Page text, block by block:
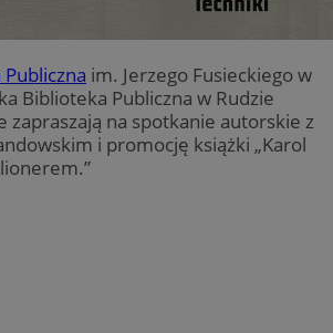
im. Jerzego Fusieckiego w
Biblioteka Publiczna w Rudzie
zapraszają na spotkanie autorskie z
i promocję książki „Karol